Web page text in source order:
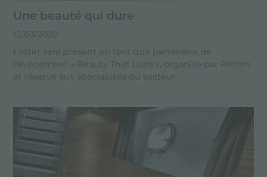
Une beauté qui dure
12/03/2020
Foster sera présent en tant que partenaire de
l'événement « Beauty That Lasts », organisé par Protim
et réservé aux spécialistes du secteur